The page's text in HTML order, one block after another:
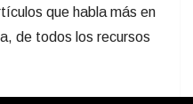
que habla más en
de todos los recursos